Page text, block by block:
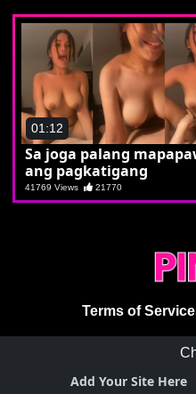
01:12
Sa joga palang
ang pagkatigang
41769 Views 21770
Terms of
Add Your Site Here